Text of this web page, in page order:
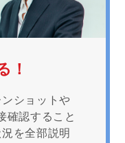
！
ショットや
確認すること
を全部説明